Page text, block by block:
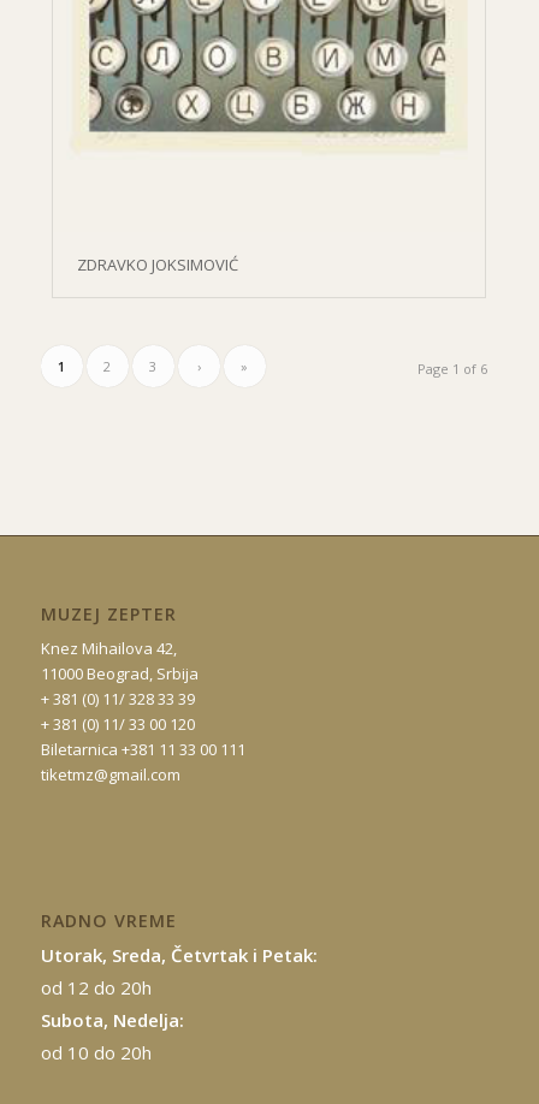
ZDRAVKO JOKSIMOVIĆ
Page 1 of 6
1 2 3 › »
MUZEJ ZEPTER
Knez Mihailova 42,
11000 Beograd, Srbija
+ 381 (0) 11/ 328 33 39
+ 381 (0) 11/ 33 00 120
Biletarnica +381 11 33 00 111
tiketmz@gmail.com
RADNO VREME
Utorak, Sreda, Četvrtak i Petak:
od 12 do 20h
Subota, Nedelja:
od 10 do 20h